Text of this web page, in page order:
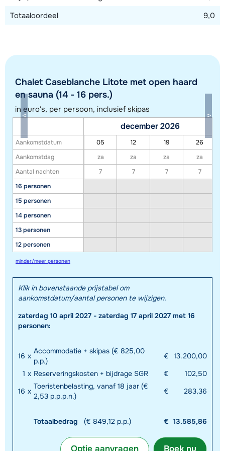
Toon alle accommodaties in dit gebied
exacte locatie kan enigszins afwijken.
Totaaloordeel
9,0
Chalet Caseblanche Litote met open haard
en sauna (14 - 16 pers.)
in euro's, per persoon, inclusief skipas
Aankomstdatum
Aankomstdag
Aantal nachten
16 personen
15 personen
14 personen
13 personen
12 personen
december 2026
05 12 19
26
za
za za
za
7
7 7 7
minder/meer personen
Klik in bovenstaande prijstabel om
aankomstdatum/aantal personen te wijzigen.
zaterdag 10 april 2027 - zaterdag 17 april 2027 met 16
personen:
16 x
Accommodatie + skipas (€ 825,00
p.p.)
€
13.200,00
1 x Reserveringskosten + bijdrage SGR €
102,50
16 x
Toeristenbelasting, vanaf 18 jaar (€
2,53 p.p.p.n.)
€ 283,36
Totaalbedrag (€ 849,12 p.p.) € 13.585,86
Boek nu
Optie aanvragen